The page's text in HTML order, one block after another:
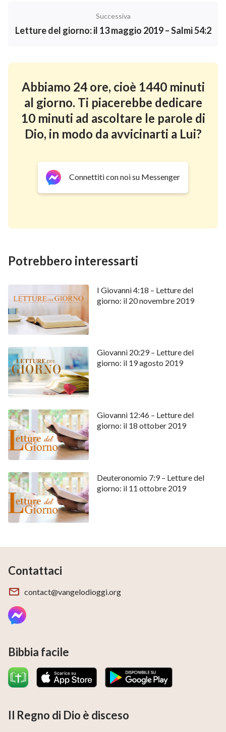
Successiva
Letture del giorno: il 13 maggio 2019 – Salmi 54:2
Abbiamo 24 ore, cioè 1440 minuti
al giorno. Ti piacerebbe dedicare
10 minuti ad ascoltare le parole di
Dio, in modo da avvicinarti a Lui?
Connettiti con noi su Messenger
Potrebbero interessarti
I Giovanni 4:18 – Letture del
giorno: il 20 novembre 2019
Giovanni 20:29 – Letture del
giorno: il 19 agosto 2019
Giovanni 12:46 – Letture del
giorno: il 18 ottober 2019
Deuteronomio 7:9 – Letture del
giorno: il 11 ottobre 2019
Contattaci
contact@vangelodioggi.org
Bibbia facile
Il Regno di Dio è disceso